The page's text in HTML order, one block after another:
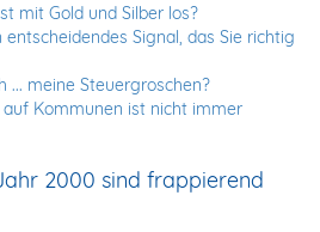
mit Gold und Silber los?
Signal, das Sie richtig
... meine Steuergroschen?
Kommunen ist nicht immer
2000 sind frappierend